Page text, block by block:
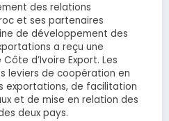
des relations
et ses partenaires
de développement des
a reçu une
d’Ivoire Export. Les
leviers de coopération en
exportations, de facilitation
et de mise en relation des
deux pays.